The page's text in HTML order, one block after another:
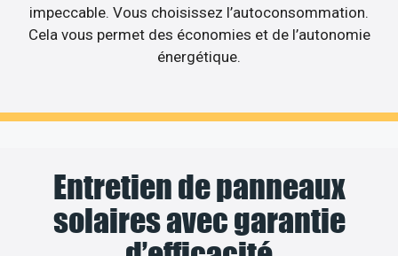
impeccable. Vous choisissez l’autoconsommation.
Cela vous permet des économies et de l’autonomie
énergétique.
Entretien de panneaux
solaires avec garantie